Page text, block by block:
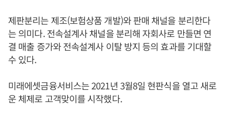
제판분리는 제조(보험상품 개발)와 판매 채널을 분리한다
는 의미다. 전속설계사 채널을 분리해 자회사로 만들면 연
결 매출 증가와 전속설계사 이탈 방지 등의 효과를 기대할
수 있다.
미래에셋금융서비스는 2021년 3월8일 현판식을 열고 새로
운 체제로 고객맞이를 시작했다.